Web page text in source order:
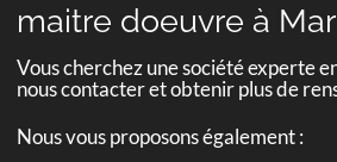
maitre doeuvre à
Vous cherchez une société experte
nous contacter et obtenir plus de
Nous vous proposons également :